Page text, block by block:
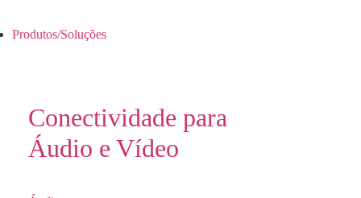
Produtos/Soluções
Conectividade para
Áudio e Vídeo